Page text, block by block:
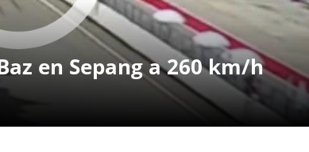
en Sepang a 260 km/h